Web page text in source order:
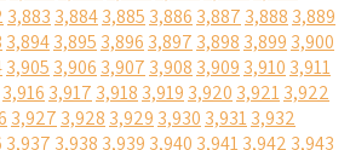
3,883 3,8843,885 3,886 3,887 3,888 3,889
3,8943,895 3,896 3,897 3,898 3,899 3,900
3,905 3,906 3,907 3,908 3,909 3,910 3,911
3,916 3,917 3,918 3,919 3,920 3,9213,922
3,927 3,928 3,929 3,930 3,9313,932
3,937 3,938 3,939 3,940 3,9413,942 3,943